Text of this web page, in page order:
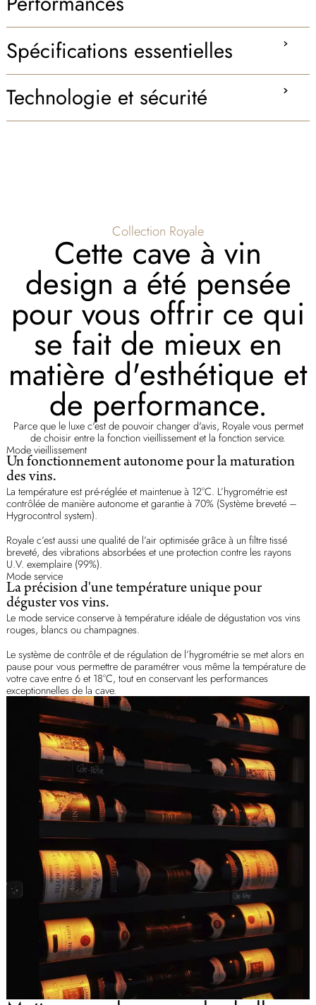
Spécifications essentielles
Technologie et sécurité
Collection Royale
Cette cave à vin
design a été pensée
pour vous offrir ce qui
se fait de mieux en
matière d'esthétique et
de performance.
Parce que le luxe c'est de pouvoir changer d'avis, Royale vous permet
de choisir entre la fonction vieillissement et la fonction service.
Mode vieillissement
Un fonctionnement autonome pour la maturation
des vins.
La température est pré-réglée et maintenue à 12°C. L’hygrométrie est
contrôlée de manière autonome et garantie à 70% (Système breveté –
Hygrocontrol system).
Royale c’est aussi une qualité de l’air optimisée grâce à un filtre tissé
breveté, des vibrations absorbées et une protection contre les rayons
U.V. exemplaire (99%).
Mode service
La précision d'une température unique pour
déguster vos vins.
Le mode service conserve à température idéale de dégustation vos vins
rouges, blancs ou champagnes.
Le système de contrôle et de régulation de l’hygrométrie se met alors en
pause pour vous permettre de paramétrer vous même la température de
votre cave entre 6 et 18°C, tout en conservant les performances
exceptionnelles de la cave.